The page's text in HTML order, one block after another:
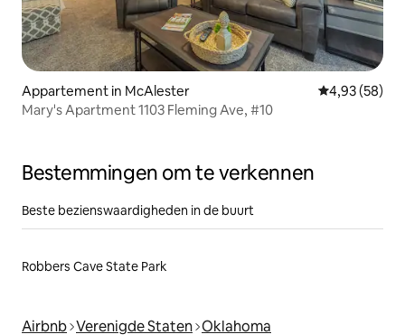
Appartement in McAlester Gemiddelde
4,93 (58)
Mary's Apartment 1103 Fleming Ave, #10
Bestemmingen om te verkennen
Beste bezienswaardigheden in de buurt
Robbers Cave State Park
Airbnb Verenigde Staten Oklahoma